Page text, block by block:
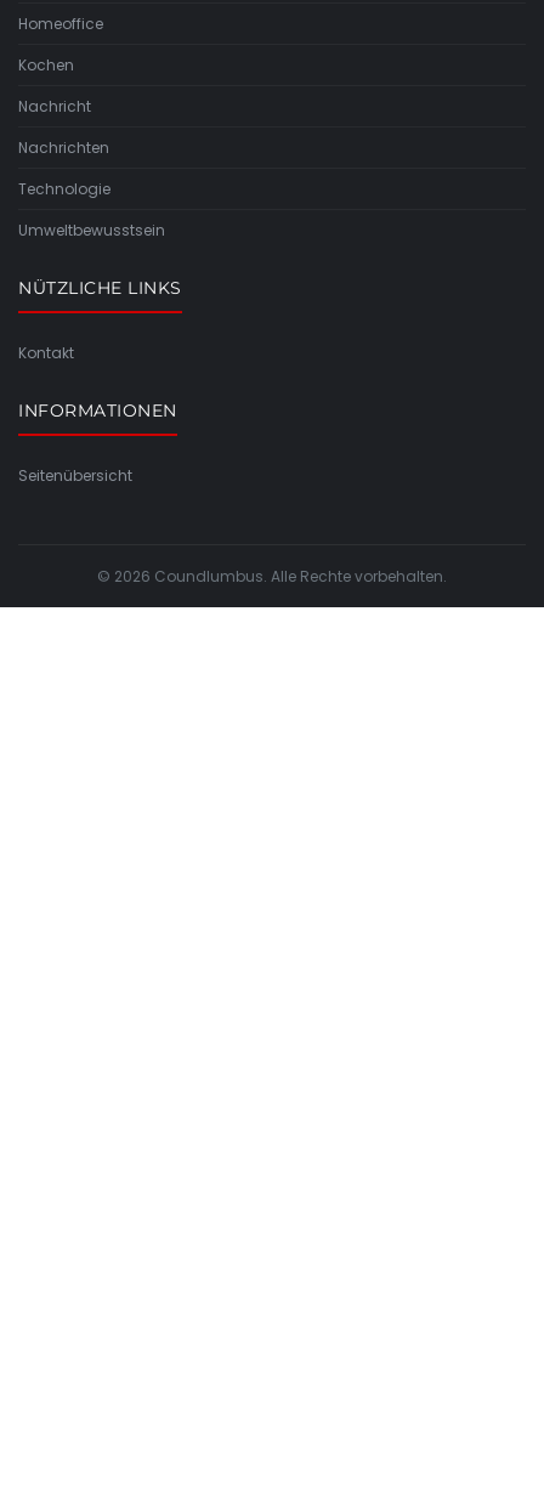
Homeoffice
Kochen
Nachricht
Nachrichten
Technologie
Umweltbewusstsein
NÜTZLICHE LINKS
Kontakt
INFORMATIONEN
Seitenübersicht
© 2026 Coundlumbus. Alle Rechte vorbehalten.